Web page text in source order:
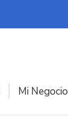
Mi